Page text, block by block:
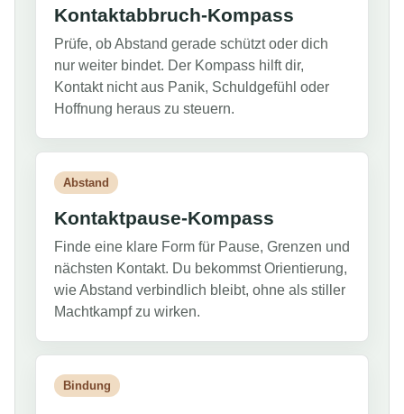
Kontaktabbruch-Kompass
Prüfe, ob Abstand gerade schützt oder dich
nur weiter bindet. Der Kompass hilft dir,
Kontakt nicht aus Panik, Schuldgefühl oder
Hoffnung heraus zu steuern.
Abstand
Kontaktpause-Kompass
Finde eine klare Form für Pause, Grenzen und
nächsten Kontakt. Du bekommst Orientierung,
wie Abstand verbindlich bleibt, ohne als stiller
Machtkampf zu wirken.
Bindung